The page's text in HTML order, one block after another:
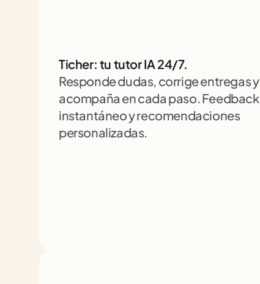
Ticher: tu tutor IA 24/7.
Responde dudas, corrige entregas y
acompaña en cada paso. Feedback
instantáneo y recomendaciones
personalizadas.